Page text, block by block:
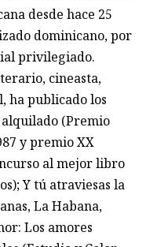
desde hace 25
dominicano, por
privilegiado.
cineasta,
ha publicado los
(Premio
y premio XX
al mejor libro
Y tú atraviesas la
La Habana,
Los amores